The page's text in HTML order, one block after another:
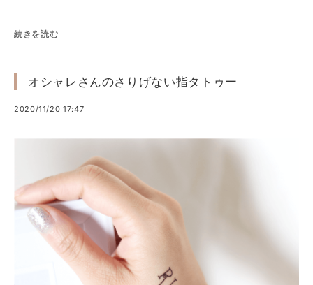
続きを読む
オシャレさんのさりげない指タトゥー
2020/11/20 17:47